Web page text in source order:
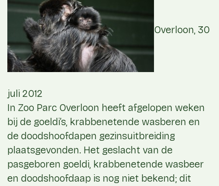
Overloon, 30
juli 2012
In Zoo Parc Overloon heeft afgelopen weken
bij de goeldi’s, krabbenetende wasberen en
de doodshoofdapen gezinsuitbreiding
plaatsgevonden. Het geslacht van de
pasgeboren goeldi, krabbenetende wasbeer
en doodshoofdaap is nog niet bekend; dit